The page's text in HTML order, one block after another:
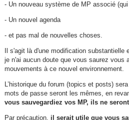
- Un nouveau système de MP associé
- Un nouvel agenda
- et pas mal de nouvelles choses.
Il s'agit là d'une modification
je n'ai aucun doute que vous saurez vous
mouvements à ce nouvel environnement.
L’historique du forum (topics et posts)
mots de passe seront les mêmes, en
vous sauvegardiez vos MP, ils ne
Par précaution, il serait utile que vous